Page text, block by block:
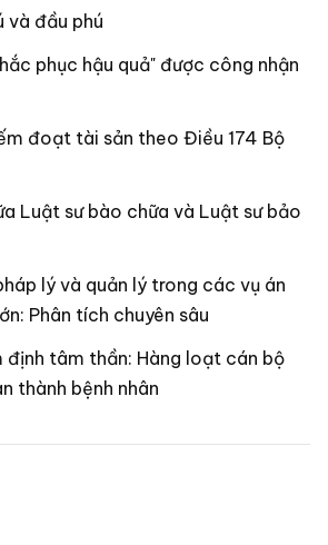
và đầu phú
phục hậu quả" được công nhận
đoạt tài sản theo Điều 174 Bộ
Luật sư bào chữa và Luật sư bảo
lý và quản lý trong các vụ án
Phân tích chuyên sâu
định tâm thần: Hàng loạt cán bộ
thành bệnh nhân